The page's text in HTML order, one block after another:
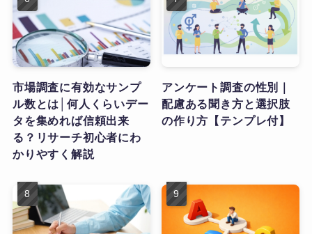
市場調査に有効なサンプ
ル数とは│何人くらいデー
タを集めれば信頼出来
る？リサーチ初心者にわ
かりやすく解説
アンケート調査の性別｜
配慮ある聞き方と選択肢
の作り方【テンプレ付】